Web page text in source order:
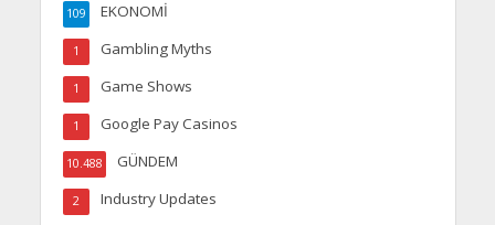
EKONOMİ
109
Gambling Myths
1
Game Shows
1
Google Pay Casinos
1
GÜNDEM
10.488
Industry Updates
2